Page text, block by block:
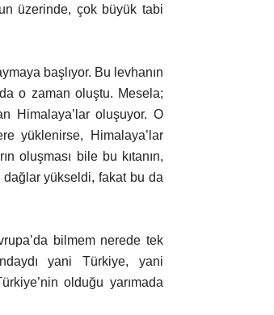
üzerinde, çok büyük tabi
başlıyor. Bu levhanın
o zaman oluştu. Mesela;
Himalaya’lar oluşuyor. O
yüklenirse, Himalaya’lar
oluşması bile bu kıtanın,
dağlar yükseldi, fakat bu da
bilmem nerede tek
yani Türkiye, yani
olduğu yarımada